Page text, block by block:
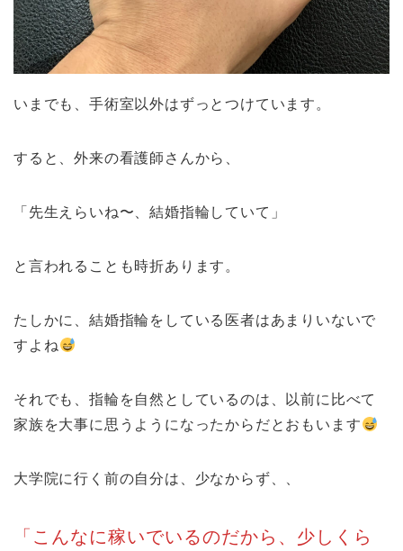
いまでも、手術室以外はずっとつけています。
すると、外来の看護師さんから、
「先生えらいね〜、結婚指輪していて」
と言われることも時折あります。
たしかに、結婚指輪をしている医者はあまりいないで
すよね
それでも、指輪を自然としているのは、以前に比べて
家族を大事に思うようになったからだとおもいます
大学院に行く前の自分は、少なからず、、
「こんなに稼いでいるのだから、少しくら